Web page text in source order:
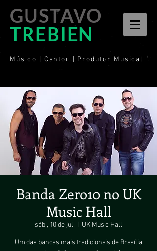
GUSTAVO
TREBIEN
Músico | Cantor | Produtor Musical
Banda Zero10 no UK
Music Hall
sáb., 10 de jul. UK Music Hall
Um das bandas mais tradicionais de Brasília